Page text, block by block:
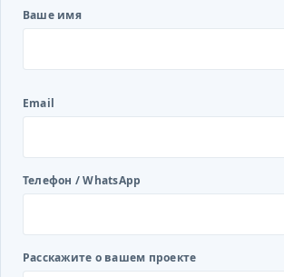
Ваше имя
Email
Телефон / WhatsApp
Расскажите о вашем проекте